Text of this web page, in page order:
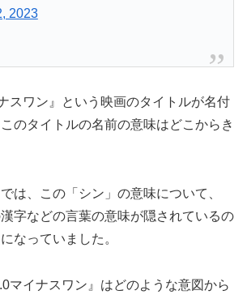
2023
スワン』という映画のタイトルが名付
のタイトルの名前の意味はどこからき
は、この「シン」の意味について、
字などの言葉の意味が隠されているの
なっていました。
マイナスワン』はどのような意図から